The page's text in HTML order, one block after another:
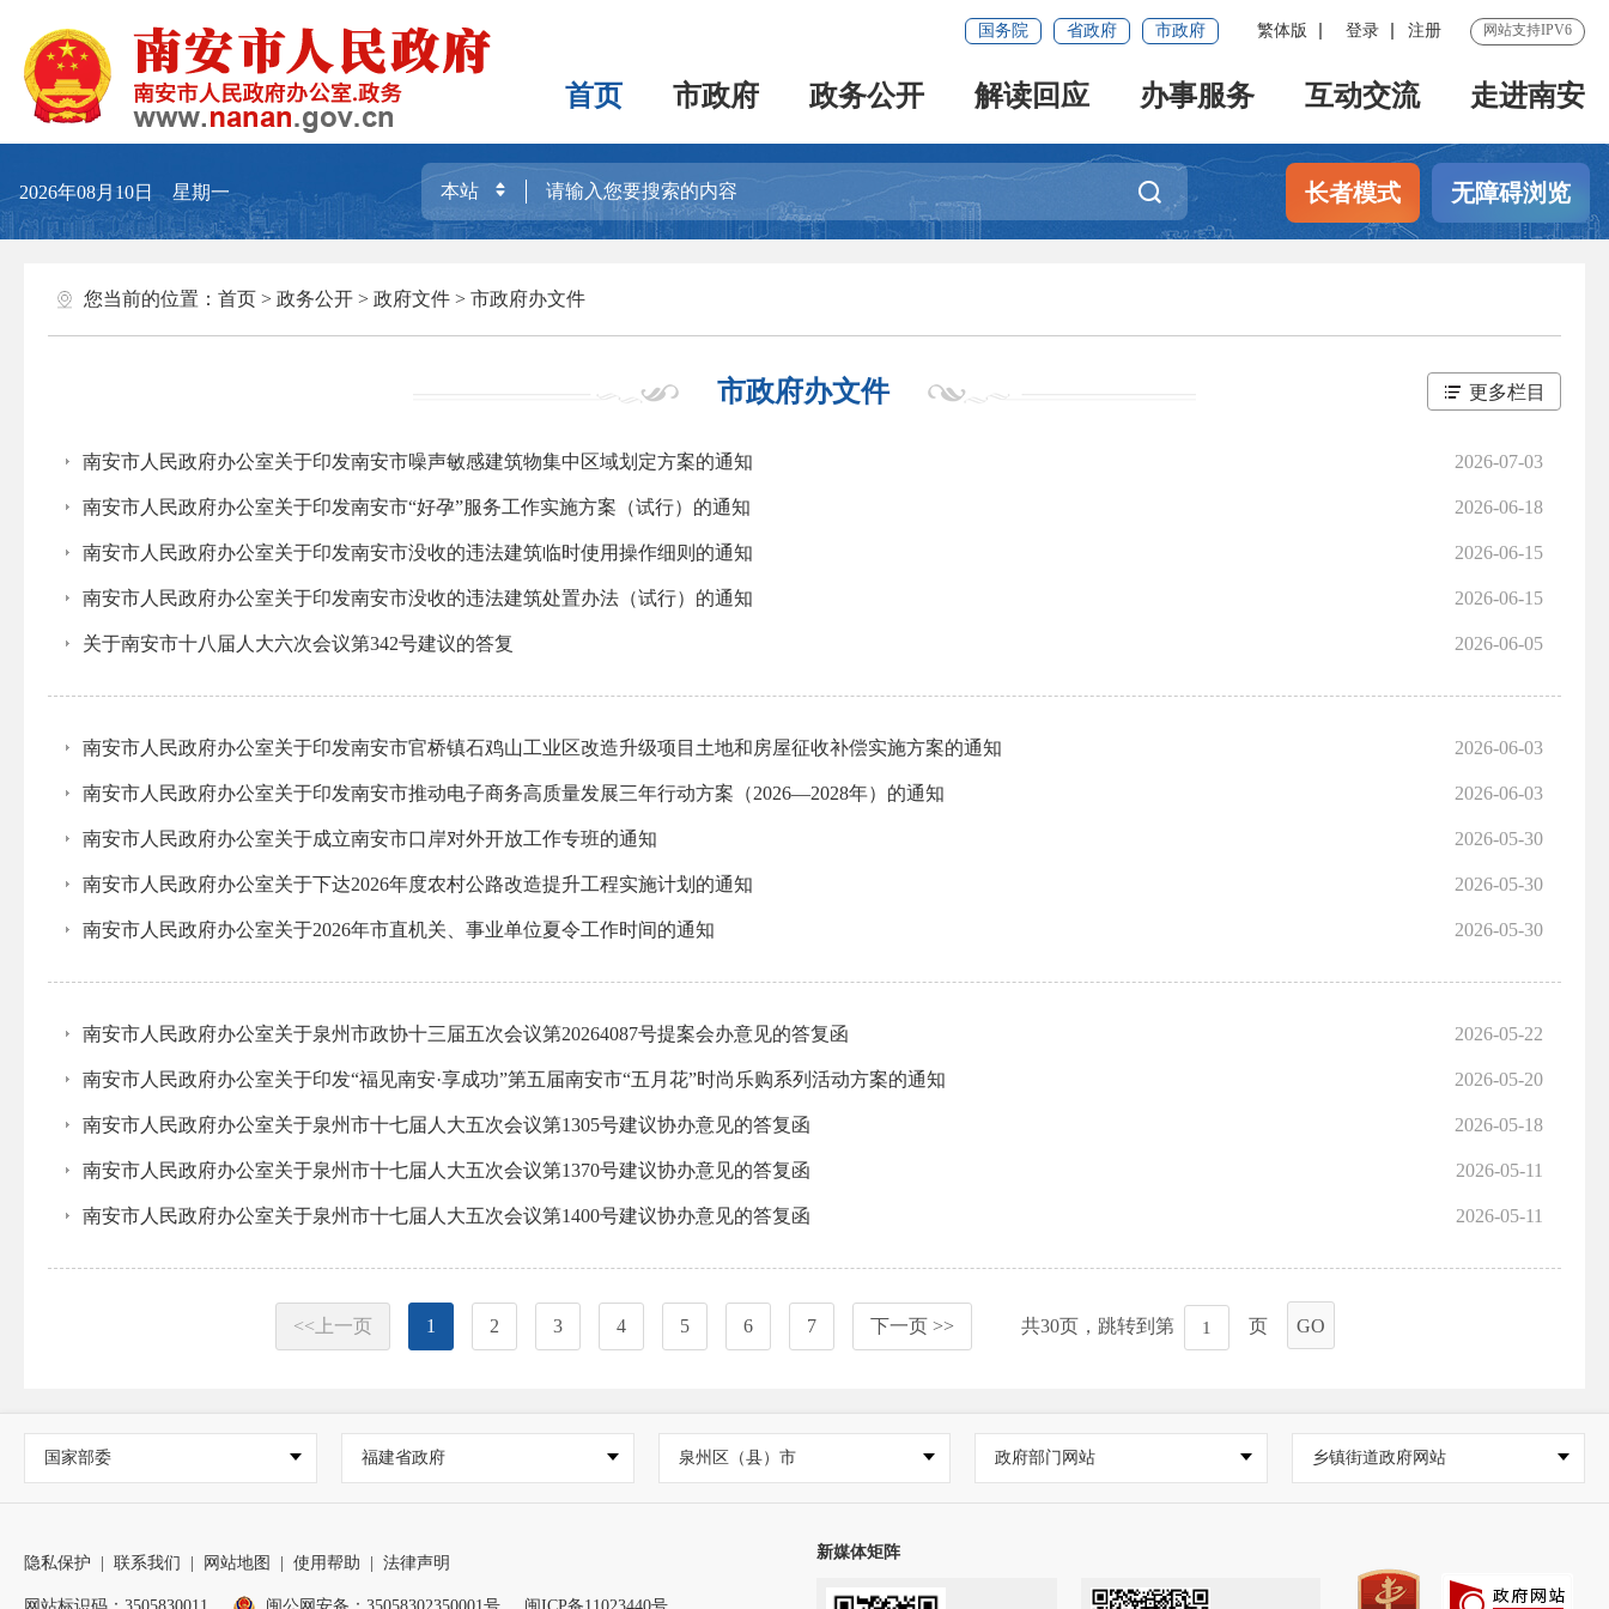
国务院 省政府 市政府 繁体版 登录 注册 网站支持IPV6
首页 市政府 政务公开 解读回应 办事服务 互动交流 走进南安
2026年08月10日 星期一 长者模式 无障碍浏览
您当前的位置： 首页 > 政务公开 > 政府文件 > 市政府办文件
市政府办文件 更多栏目
2026-07-03
南安市人民政府办公室关于印发南安市噪声敏感建筑物集中区域划定方案的通知
2026-06-18
南安市人民政府办公室关于印发南安市“好孕”服务工作实施方案（试行）的通知
2026-06-15
南安市人民政府办公室关于印发南安市没收的违法建筑临时使用操作细则的通知
2026-06-15
南安市人民政府办公室关于印发南安市没收的违法建筑处置办法（试行）的通知
2026-06-05
关于南安市十八届人大六次会议第342号建议的答复
2026-06-03
南安市人民政府办公室关于印发南安市官桥镇石鸡山工业区改造升级项目土地和房屋征收补偿实施方案的通知
2026-06-03
南安市人民政府办公室关于印发南安市推动电子商务高质量发展三年行动方案（2026—2028年）的通知
2026-05-30
南安市人民政府办公室关于成立南安市口岸对外开放工作专班的通知
2026-05-30
南安市人民政府办公室关于下达2026年度农村公路改造提升工程实施计划的通知
2026-05-30
南安市人民政府办公室关于2026年市直机关、事业单位夏令工作时间的通知
2026-05-22
南安市人民政府办公室关于泉州市政协十三届五次会议第20264087号提案会办意见的答复函
2026-05-20
南安市人民政府办公室关于印发“福见南安·享成功”第五届南安市“五月花”时尚乐购系列活动方案的通知
2026-05-18
南安市人民政府办公室关于泉州市十七届人大五次会议第1305号建议协办意见的答复函
2026-05-11
南安市人民政府办公室关于泉州市十七届人大五次会议第1370号建议协办意见的答复函
2026-05-11
南安市人民政府办公室关于泉州市十七届人大五次会议第1400号建议协办意见的答复函
<<上一页 1 2 3 4 5 6 7 下一页 >> 共30页，跳转到第 页 GO
国家部委 福建省政府 泉州区（县）市 政府部门网站 乡镇街道政府网站
隐私保护 联系我们 网站地图 使用帮助 法律声明
新媒体矩阵